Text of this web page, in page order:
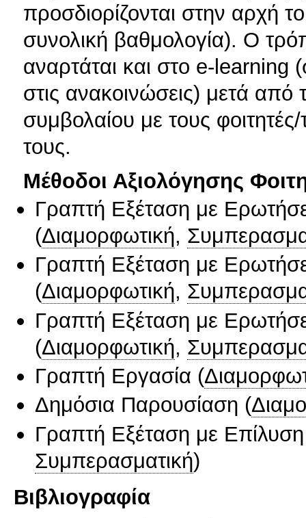
προσδιορίζονται στην αρχή
συνολική βαθμολογία). Ο
αναρτάται και στο e-learning
στις ανακοινώσεις) μετά από
συμβολαίου με τους
τους.
Μέθοδοι Αξιολόγησης
Γραπτή Εξέταση με
(Διαμορφωτική,
Γραπτή Εξέταση με
(Διαμορφωτική,
Γραπτή Εξέταση με
(Διαμορφωτική,
Γραπτή Εργασία (
Δημόσια Παρουσίαση (
Γραπτή Εξέταση με
Συμπερασματική)
Βιβλιογραφία